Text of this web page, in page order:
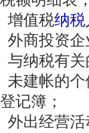
增值税纳税
外商投资
与纳税有
未建帐的
记簿；
外出经营